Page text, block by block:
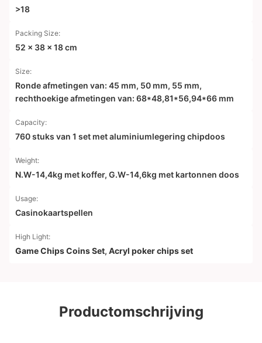
>18
Packing Size:
52 x 38 x 18 cm
Size:
Ronde afmetingen van: 45 mm, 50 mm, 55 mm,
rechthoekige afmetingen van: 68*48,81*56,94*66 mm
Capacity:
760 stuks van 1 set met aluminiumlegering chipdoos
Weight:
N.W-14,4kg met koffer, G.W-14,6kg met kartonnen doos
Usage:
Casinokaartspellen
High Light:
Game Chips Coins Set, Acryl poker chips set
Productomschrijving